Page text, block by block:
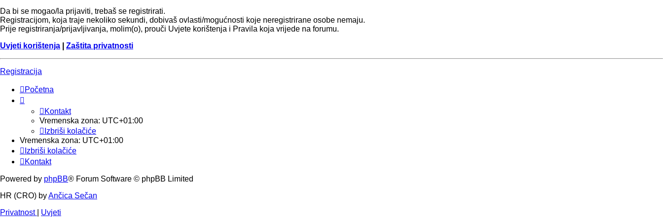
Da bi se mogao/la prijaviti, trebaš se registrirati.
Registracijom, koja traje nekoliko sekundi, dobivaš ovlasti/mogućnosti koje neregistrirane osobe nemaju.
Prije registriranja/prijavljivanja, molim(o), prouči Uvjete korištenja i Pravila koja vrijede na forumu.
Uvjeti korištenja
Zaštita privatnosti
Registracija
Početna
Kontakt
Vremenska zona: UTC+01:00
Izbriši kolačiće
Vremenska zona: UTC+01:00
Izbriši kolačiće
Kontakt
Powered by phpBB® Forum Software © phpBB Limited
HR (CRO) byAnčica Sečan
Privatnost
Uvjeti